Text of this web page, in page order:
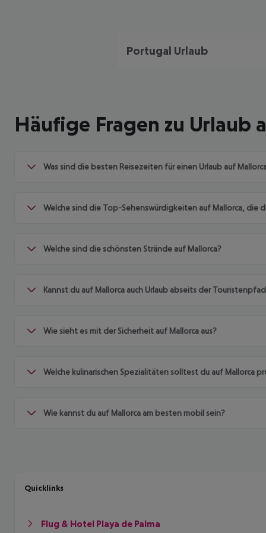
Portugal Urlaub
Häufige Fragen zu Urlaub
Was sind die besten Reisezeiten für einen Urlaub auf
Welche sind die Top-Sehenswürdigkeiten auf Mallorca, die
Welche sind die schönsten Strände auf Mallorca?
Kannst du auf Mallorca auch Urlaub abseits der
Wie sieht es mit der Sicherheit auf Mallorca aus?
Welche kulinarischen Spezialitäten solltest du auf Mallorca
Wie kannst du auf Mallorca am besten mobil sein?
Quicklinks
Flug & Hotel Playa de Palma